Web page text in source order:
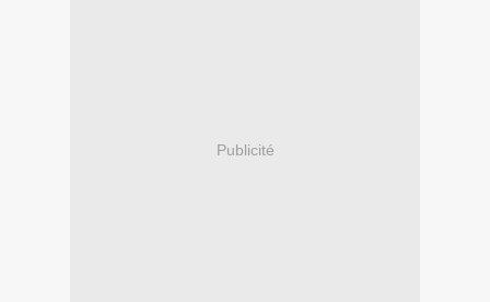
Publicité